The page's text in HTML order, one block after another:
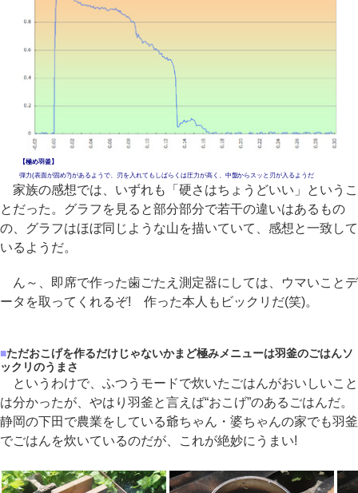
【極め羽釜】
弾力(表面が固め?)があるようで、刃を入れてもしばらくは圧力が高く、中盤からスッと刃が入るようだ
家族の感想では、いずれも「硬さはちょうどいい」というこ
とだった。グラフを見ると部分部分で若干の違いはあるもの
の、グラフはほぼ同じような山を描いていて、感想と一致して
いるようだ。
ん～、即席で作った歯ごたえ測定器にしては、ウマいことデ
ータを取ってくれるぞ! 作った本人もビックリだ(笑)。
■ただおこげを作るだけじゃないかまど極みメニューは羽釜のごはんソ
ックリのうまさ
というわけで、ふつうモードで炊いたごはんがおいしいこと
は分かったが、やはり羽釜と言えば“おこげ”のあるごはんだ。
静岡の下田で農業をしている爺ちゃん・婆ちゃんの家でも羽釜
でごはんを炊いているのだが、これが絶妙にうまい!